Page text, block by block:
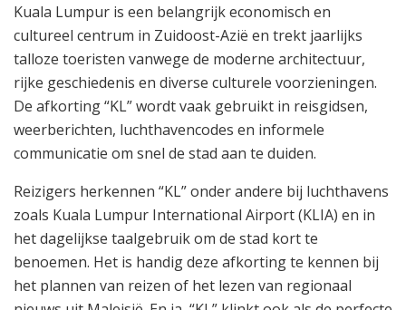
Kuala Lumpur is een belangrijk economisch en
cultureel centrum in Zuidoost-Azië en trekt jaarlijks
talloze toeristen vanwege de moderne architectuur,
rijke geschiedenis en diverse culturele voorzieningen.
De afkorting “KL” wordt vaak gebruikt in reisgidsen,
weerberichten, luchthavencodes en informele
communicatie om snel de stad aan te duiden.
Reizigers herkennen “KL” onder andere bij luchthavens
zoals Kuala Lumpur International Airport (KLIA) en in
het dagelijkse taalgebruik om de stad kort te
benoemen. Het is handig deze afkorting te kennen bij
het plannen van reizen of het lezen van regionaal